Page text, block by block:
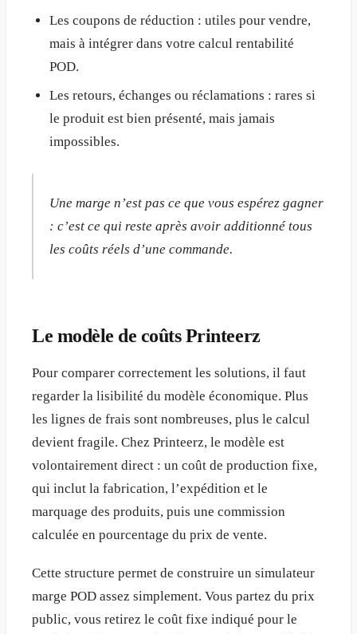
Les coupons de réduction : utiles pour vendre,
mais à intégrer dans votre calcul rentabilité
POD.
Les retours, échanges ou réclamations : rares si
le produit est bien présenté, mais jamais
impossibles.
Une marge n’est pas ce que vous espérez gagner
: c’est ce qui reste après avoir additionné tous
les coûts réels d’une commande.
Le modèle de coûts Printeerz
Pour comparer correctement les solutions, il faut
regarder la lisibilité du modèle économique. Plus
les lignes de frais sont nombreuses, plus le calcul
devient fragile. Chez Printeerz, le modèle est
volontairement direct : un coût de production fixe,
qui inclut la fabrication, l’expédition et le
marquage des produits, puis une commission
calculée en pourcentage du prix de vente.
Cette structure permet de construire un simulateur
marge POD assez simplement. Vous partez du prix
public, vous retirez le coût fixe indiqué pour le